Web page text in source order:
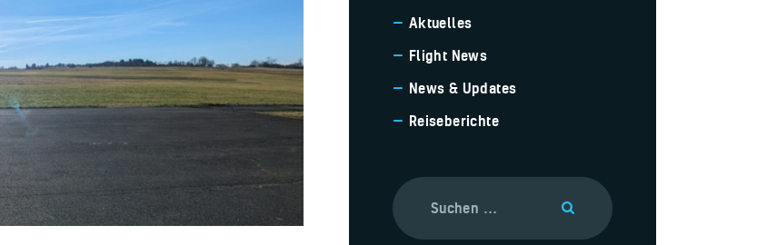
Aktuelles
Flight News
News & Updates
Reiseberichte